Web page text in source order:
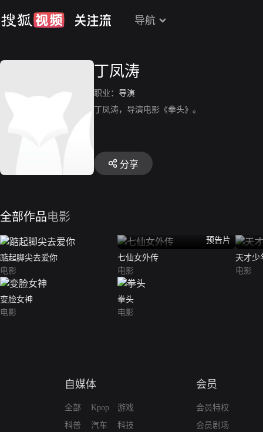
导航
丁凤涛
职业： 导演
丁凤涛，导演电影《拳头》。
分享
全部作品电影
踮起脚尖去爱你
电影
预告片
七仙女外传
电影
天才少
电影
变脸女神
电影
拳头
电影
自媒体
全部
科普
Kpop
汽车
游戏
科技
会员
会员特权
会员剧场